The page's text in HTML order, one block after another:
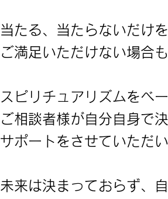
当たる、当たらないだけ
ご満足いただけない場合
スピリチュアリズムをベ
ご相談者様が自分自身で
サポートをさせていただ
未来は決まっておらず、